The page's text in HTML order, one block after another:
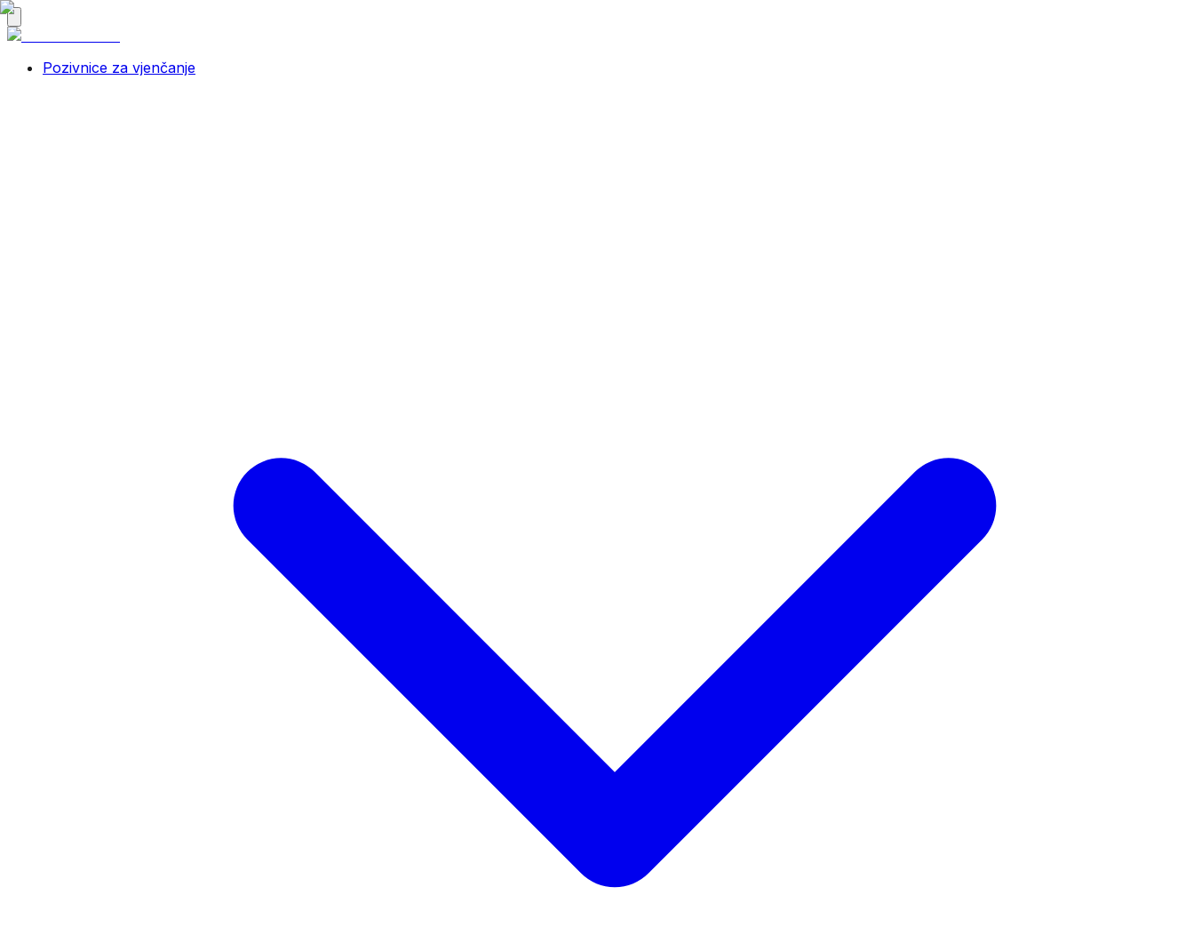
Pozivnice za vjenčanje